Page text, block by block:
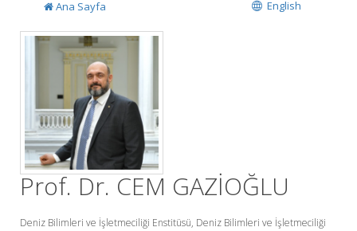
English
Ana Sayfa
Prof. Dr. CEM GAZİOĞLU
Deniz Bilimleri ve İşletmeciliği Enstitüsü, Deniz Bilimleri ve İşletmeciliği